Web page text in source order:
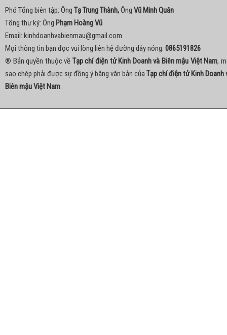
Phó Tổng biên tập: Ông Tạ Trung Thành,Ông Vũ Minh Quân
Tổng thư ký: Ông Phạm Hoàng Vũ
Email: kinhdoanhvabienmau@gmail.com
Mọi thông tin bạn đọc vui lòng liên hệ đường dây nóng: 0865191826
® Bản quyền thuộc về Tạp chí điện tử Kinh Doanh và Biên mậu Việt Nam,
sao chép phải được sự đồng ý bằng văn bản củaTạp chí điện tử Kinh Doanh
Biên mậu Việt Nam.